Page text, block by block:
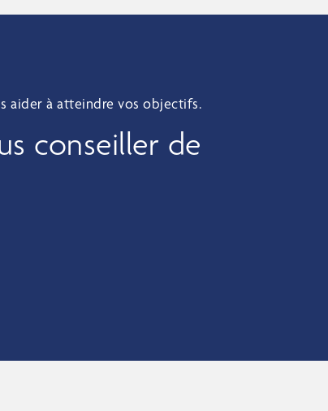
aider à atteindre vos objectifs.
conseiller de